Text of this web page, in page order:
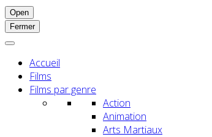
Open
Fermer
Accueil
Films
Films par genre
Action
Animation
Arts Martiaux